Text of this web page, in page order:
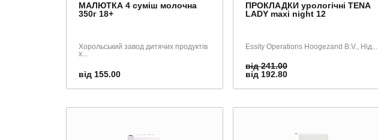
МАЛЮТКА 4 суміш молочна
350г 18+
Хорольський завод дитячих продуктів
х...
від 155.00
ПРОКЛАДКИ урологічні TENA
LADY maxi night 12
Essity Operations Hoogezand B.V., Нід...
від 241.00
від 192.80